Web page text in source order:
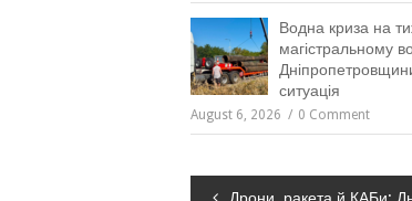
Водна криза на
магістральному
ситуація
August 6, 2026 0 Comment